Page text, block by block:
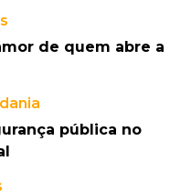
de quem abre a
pública no